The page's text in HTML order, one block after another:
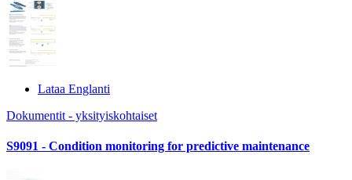
Lataa Englanti
Dokumentit - yksityiskohtaiset
S9091 - Condition monitoring for predictive maintenance